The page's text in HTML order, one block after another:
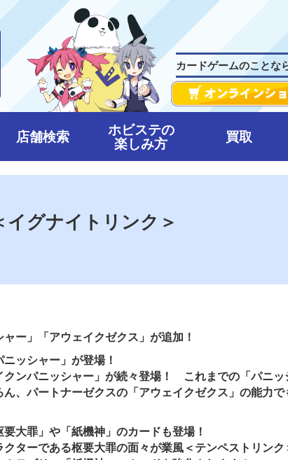
カードゲームのことな
店舗検索 ホビステの
楽しみ方 買取
イグナイトリンク＞
ー」「アウェイクゼクス」が追加！
ッシャー」が登場！
クンパニッシャー」が続々登場！ これまでの「パニッ
、パートナーゼクスの「アウェイクゼクス」の能力で
大罪」や「紙機神」のカードも登場！
ターである枢要大罪の面々が業風＜テンペストリンク